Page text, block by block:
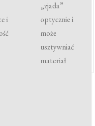
i
„zjada”
optycznie i
może
usztywniać
materiał